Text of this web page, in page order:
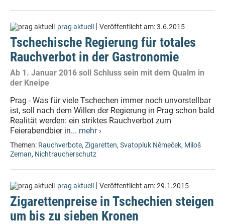
prag aktuell | Veröffentlicht am:3.6.2015
Tschechische Regierung für totales
Rauchverbot in der Gastronomie
Ab 1. Januar 2016 soll Schluss sein mit dem Qualm in
der Kneipe
Prag - Was für viele Tschechen immer noch unvorstellbar
ist, soll nach dem Willen der Regierung in Prag schon bald
Realität werden: ein striktes Rauchverbot zum
Feierabendbier in... mehr ›
Themen: Rauchverbote, Zigaretten, Svatopluk Němeček, Miloš
Zeman, Nichtraucherschutz
prag aktuell | Veröffentlicht am:29.1.2015
Zigarettenpreise in Tschechien steigen
um bis zu sieben Kronen